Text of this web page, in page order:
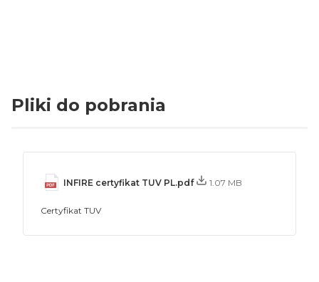
Pliki do pobrania
INFIRE certyfikat TUV PL.pdf 1.07 MB
Certyfikat TUV